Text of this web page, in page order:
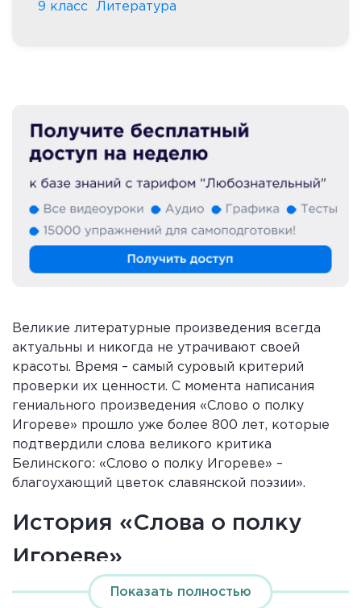
9 класс
Литература
Великие литературные произведения всегда
актуальны и никогда не утрачивают своей
красоты. Время – самый суровый критерий
проверки их ценности. С момента написания
гениального произведения «Слово о полку
Игореве» прошло уже более 800 лет, которые
подтвердили слова великого критика
Белинского: «Слово о полку Игореве» –
благоухающий цветок славянской поэзии».
История «Слова о полку
Игореве»
Показать полностью